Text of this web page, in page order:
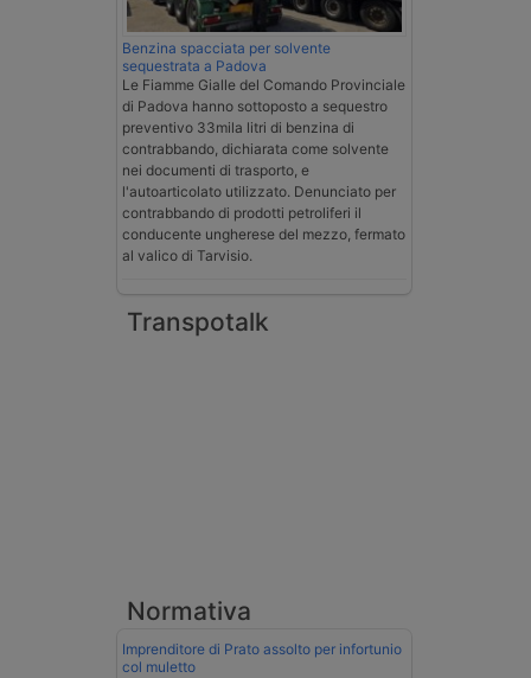
Benzina spacciata per solvente
sequestrata a Padova
Le Fiamme Gialle del Comando Provinciale
di Padova hanno sottoposto a sequestro
preventivo 33mila litri di benzina di
contrabbando, dichiarata come solvente
nei documenti di trasporto, e
l'autoarticolato utilizzato. Denunciato per
contrabbando di prodotti petroliferi il
conducente ungherese del mezzo, fermato
al valico di Tarvisio.
Transpotalk
Normativa
Imprenditore di Prato assolto per infortunio
col muletto